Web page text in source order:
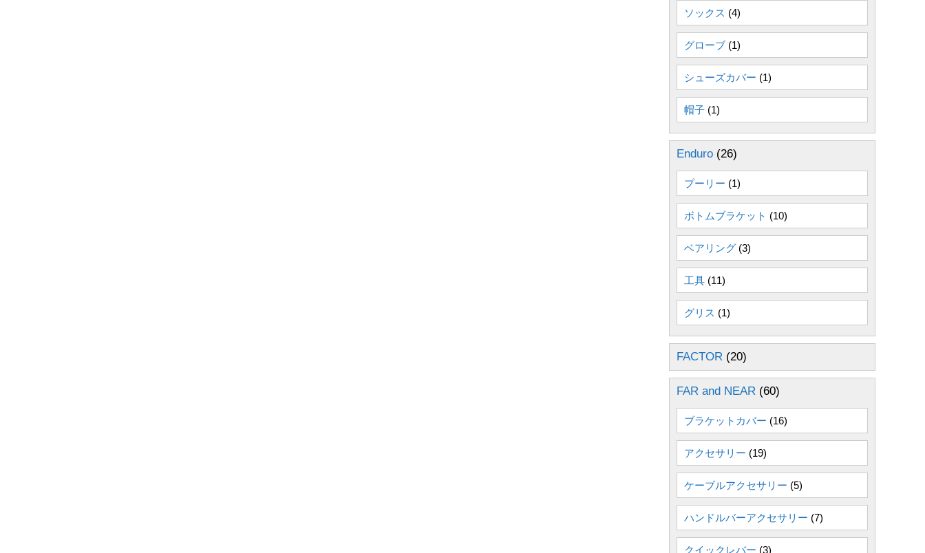
ソックス (4)
グローブ (1)
シューズカバー (1)
帽子 (1)
Enduro (26)
プーリー (1)
ボトムブラケット (10)
ベアリング (3)
工具 (11)
グリス (1)
FACTOR (20)
FAR and NEAR (60)
ブラケットカバー (16)
アクセサリー (19)
ケーブルアクセサリー (5)
ハンドルバーアクセサリー (7)
クイックレバー (3)